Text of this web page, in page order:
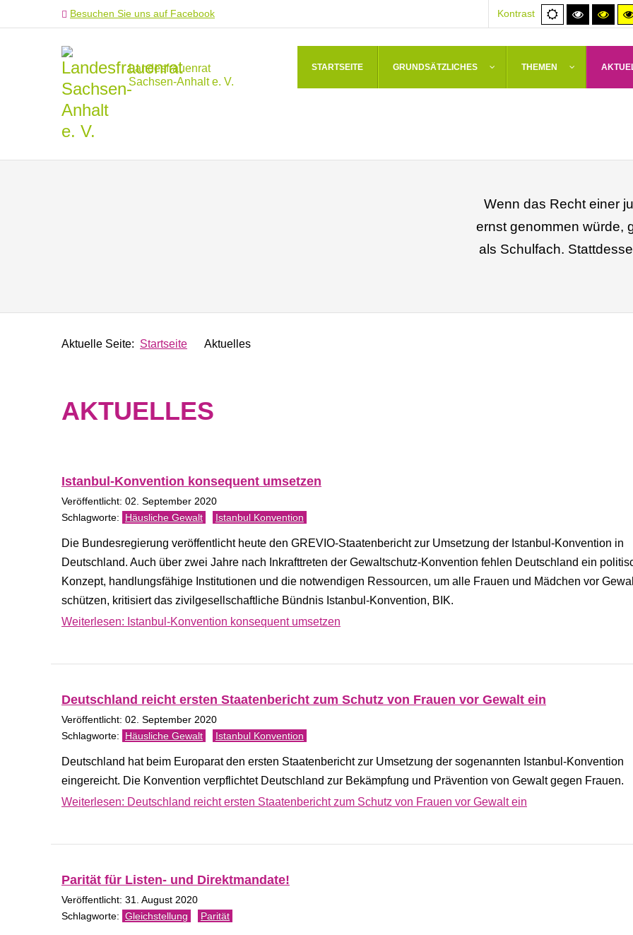
Besuchen Sie uns auf Facebook Kontrast
Normale
Ansicht
Hoher
Kontrast
Landesfrauenrat
Sachsen-Anhalt e. V.
STARTSEITE GRUNDSÄTZLICHES THEMEN
Wenn das Recht einer
ernst genommen würde,
als Schulfach.
Aktuelle Seite: Startseite Aktuelles
AKTUELLES
Istanbul-Konvention konsequent umsetzen
Veröffentlicht: 02. September 2020
Häusliche Gewalt Istanbul Konvention
Die Bundesregierung veröffentlicht heute den GREVIO-Staatenbericht zur Umsetzung der Istanbul-Konvention in
Deutschland. Auch über zwei Jahre nach Inkrafttreten der Gewaltschutz-Konvention fehlen Deutschland ein
Konzept, handlungsfähige Institutionen und die notwendigen Ressourcen, um alle Frauen und Mädchen vor
schützen, kritisiert das zivilgesellschaftliche Bündnis Istanbul-Konvention, BIK.
Weiterlesen: Istanbul-Konvention konsequent umsetzen
Deutschland reicht ersten Staatenbericht zum Schutz von Frauen vor Gewalt ein
Veröffentlicht: 02. September 2020
Häusliche Gewalt Istanbul Konvention
Deutschland hat beim Europarat den ersten Staatenbericht zur Umsetzung der sogenannten Istanbul-Konvention
eingereicht. Die Konvention verpflichtet Deutschland zur Bekämpfung und Prävention von Gewalt gegen Frauen.
Weiterlesen: Deutschland reicht ersten Staatenbericht zum Schutz von Frauen vor Gewalt ein
Parität für Listen- und Direktmandate!
Veröffentlicht: 31. August 2020
Gleichstellung Parität